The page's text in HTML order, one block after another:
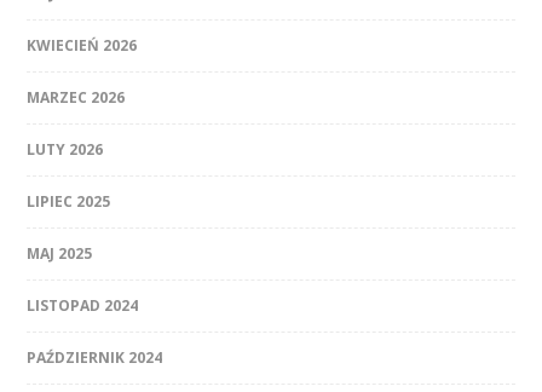
KWIECIEŃ 2026
MARZEC 2026
LUTY 2026
LIPIEC 2025
MAJ 2025
LISTOPAD 2024
PAŹDZIERNIK 2024